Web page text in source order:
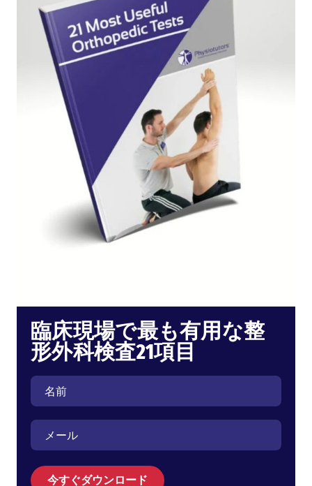
臨床現場で最も有用な整
形外科検査21項目
今すぐダウンロード